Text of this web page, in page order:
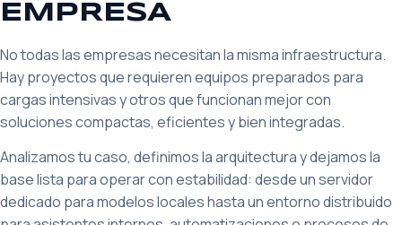
EMPRESA
No todas las empresas necesitan la misma infraestructura.
Hay proyectos que requieren equipos preparados para
cargas intensivas y otros que funcionan mejor con
soluciones compactas, eficientes y bien integradas.
Analizamos tu caso, definimos la arquitectura y dejamos la
base lista para operar con estabilidad: desde un servidor
dedicado para modelos locales hasta un entorno distribuido